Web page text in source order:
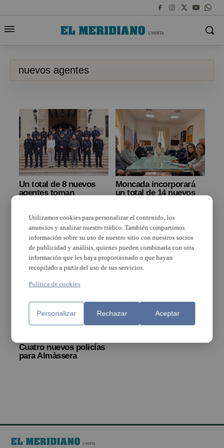
nuevos agentes
Un total de 8 nuevos
agentes toman
plazas vacantes en la
plantilla de la Policía
Local de Paterna que
alcanza los 110
efectivos
Moncada incorporará
un total de 14 nuevos
Cuatro nuevos policías
para Almàssera
Utilizamos cookies para personalizar el contenido, los
anuncios y analizar nuestro tráfico. También compartimos
información sobre su uso de nuestro sitio con nuestros socios
de publicidad y análisis, quienes pueden combinarla con otra
información que les haya proporcionado o que hayan
recopilado a partir del uso de sus servicios.
Política de cookies
Personalizar Rechazar Aceptar